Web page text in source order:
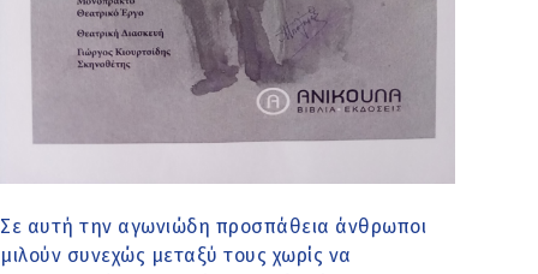
Σε αυτή την αγωνιώδη προσπάθεια άνθρωποι
μιλούν συνεχώς μεταξύ τους χωρίς να